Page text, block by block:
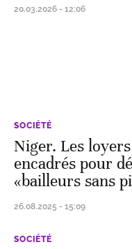
20.03.2026 - 12:06
SOCIÉTÉ
Niger. Les
encadrés pour
«bailleurs sans
26.08.2025 - 15:09
SOCIÉTÉ